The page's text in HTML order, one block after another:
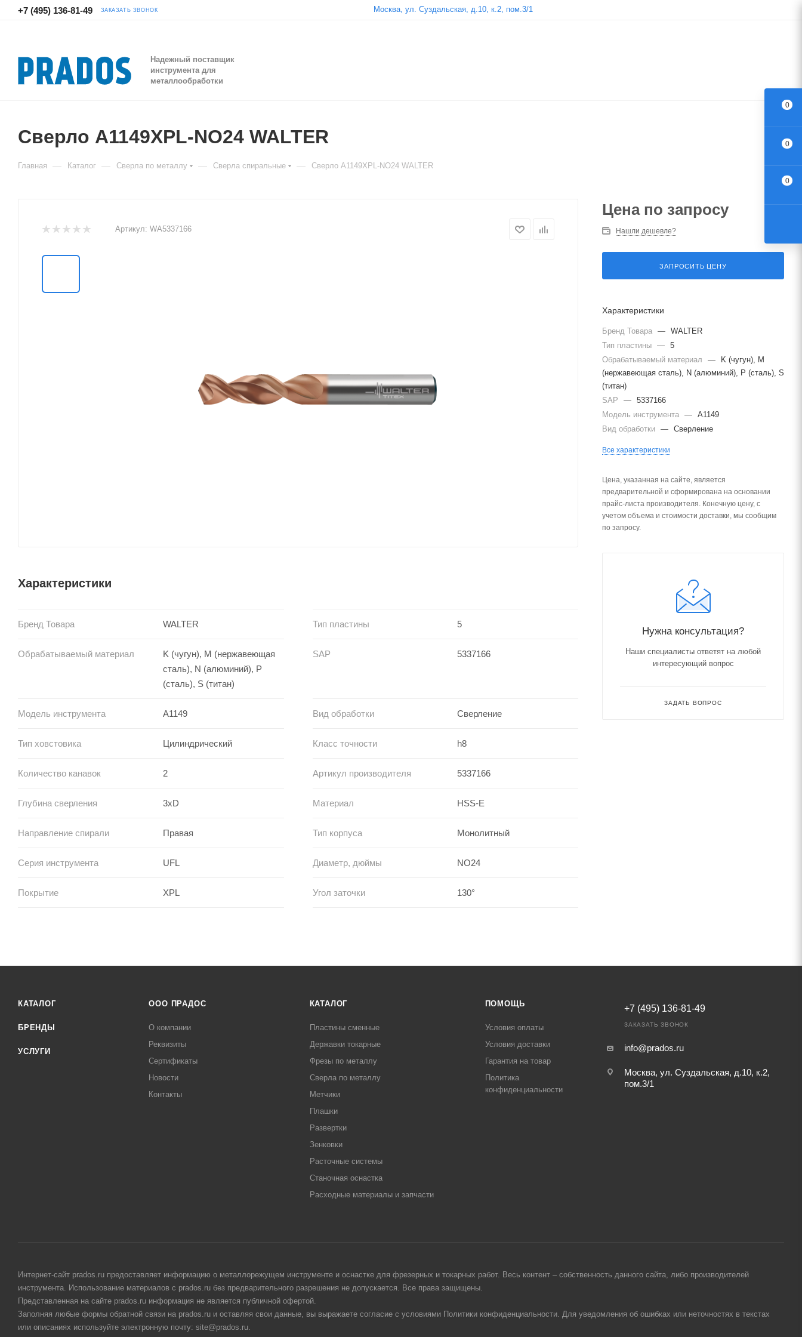
+7 (495) 136-81-49 ЗАКАЗАТЬ ЗВОНОК Москва, ул. Суздальская, д.10, к.2, пом.3/1
Надежный поставщик
инструмента для
металлообработки
Сверло A1149XPL-NO24 WALTER
Главная — Каталог — Сверла по металлу — Сверла спиральные — Сверло A1149XPL-NO24 WALTER
Артикул: WA5337166
Характеристики
Бренд Товара WALTER Тип пластины 5
Обрабатываемый материал
K (чугун), M (нержавеющая
сталь), N (алюминий), P
(сталь), S (титан)
SAP 5337166
Модель инструмента A1149 Вид обработки Сверление
Тип ховстовика Цилиндрический Класс точности h8
Количество канавок 2 Артикул производителя 5337166
Глубина сверления 3xD Материал HSS-E
Направление спирали Правая Тип корпуса Монолитный
Серия инструмента UFL Диаметр, дюймы NO24
Покрытие XPL Угол заточки 130°
Цена по запросу
Нашли дешевле?
ЗАПРОСИТЬ ЦЕНУ
Характеристики
Бренд Товара — WALTER
Тип пластины — 5
Обрабатываемый материал
—
K (чугун), M
(нержавеющая сталь), N (алюминий), P (сталь), S
(титан)
SAP
— 5337166
Модель инструмента — A1149
Вид обработки — Сверление
Все характеристики
Цена, указанная на сайте, является
предварительной и сформирована на основании
прайс-листа производителя. Конечную цену, с
учетом объема и стоимости доставки, мы сообщим
по запросу.
Нужна консультация?
Наши специалисты ответят на любой
интересующий вопрос
ЗАДАТЬ ВОПРОС
КАТАЛОГ
БРЕНДЫ
УСЛУГИ
ООО ПРАДОС
О компании
Реквизиты
Сертификаты
Новости
Контакты
КАТАЛОГ
Пластины сменные
Державки токарные
Фрезы по металлу
Сверла по металлу
Метчики
Плашки
Развертки
Зенковки
Расточные системы
Станочная оснастка
Расходные материалы и запчасти
ПОМОЩЬ
Условия оплаты
Условия доставки
Гарантия на товар
Политика
конфиденциальности
+7 (495) 136-81-49
ЗАКАЗАТЬ ЗВОНОК
info@prados.ru
Москва, ул. Суздальская, д.10, к.2,
пом.3/1
Интернет-сайт prados.ru предоставляет информацию о металлорежущем инструменте и оснастке для фрезерных и токарных работ. Весь контент – собственность данного сайта, либо производителей
инструмента. Использование материалов с prados.ru без предварительного разрешения не допускается. Все права защищены.
Представленная на сайте prados.ru информация не является публичной офертой.
Заполняя любые формы обратной связи на prados.ru и оставляя свои данные, вы выражаете согласие с условиями Политики конфиденциальности. Для уведомления об ошибках или неточностях в текстах
или описаниях используйте электронную почту: site@prados.ru.
0
0
0